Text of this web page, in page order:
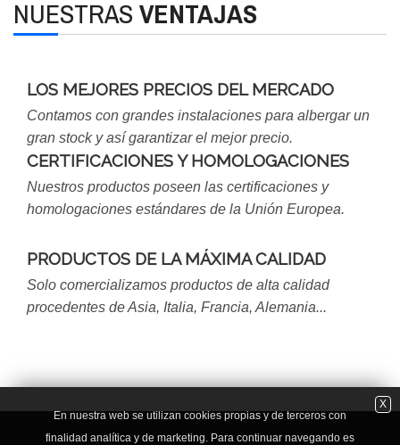
NUESTRAS VENTAJAS
LOS MEJORES PRECIOS DEL MERCADO
Contamos con grandes instalaciones para albergar un
gran stock y así garantizar el mejor precio.
CERTIFICACIONES Y HOMOLOGACIONES
Nuestros productos poseen las certificaciones y
homologaciones estándares de la Unión Europea.
PRODUCTOS DE LA MÁXIMA CALIDAD
Solo comercializamos productos de alta calidad
procedentes de Asia, Italia, Francia, Alemania...
X
En nuestra web se utilizan cookies propias y de terceros con
finalidad analítica y de marketing. Para continuar navegando es